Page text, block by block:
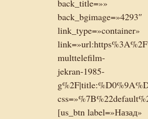
back_title=»»
back_bgimage=»4293″
link_type=»container»
multtelefilm-
jekran-1985-
[us_btn label=»Назад»